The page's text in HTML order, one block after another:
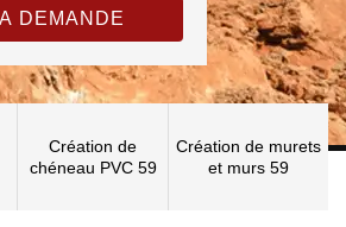
Création de
chéneau PVC 59
Création de murets
et murs 59